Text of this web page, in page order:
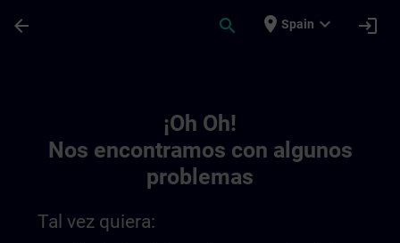
arrow_back search place Spain expand_more login
¡Oh Oh!
Nos encontramos con algunos
problemas
Tal vez quiera: